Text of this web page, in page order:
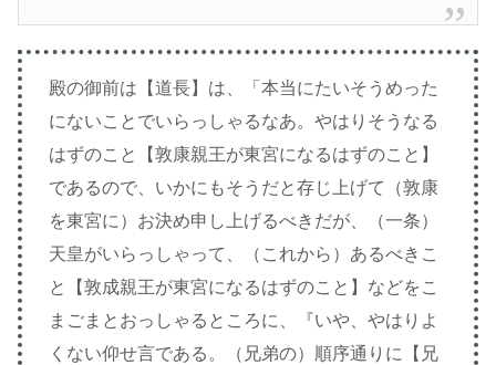
殿の御前は【道長】は、「本当にたいそうめった
にないことでいらっしゃるなあ。やはりそうなる
はずのこと【敦康親王が東宮になるはずのこと】
であるので、いかにもそうだと存じ上げて（敦康
を東宮に）お決め申し上げるべきだが、（一条）
天皇がいらっしゃって、（これから）あるべきこ
と【敦成親王が東宮になるはずのこと】などをこ
まごまとおっしゃるところに、『いや、やはりよ
くない仰せ言である。（兄弟の）順序通りに【兄